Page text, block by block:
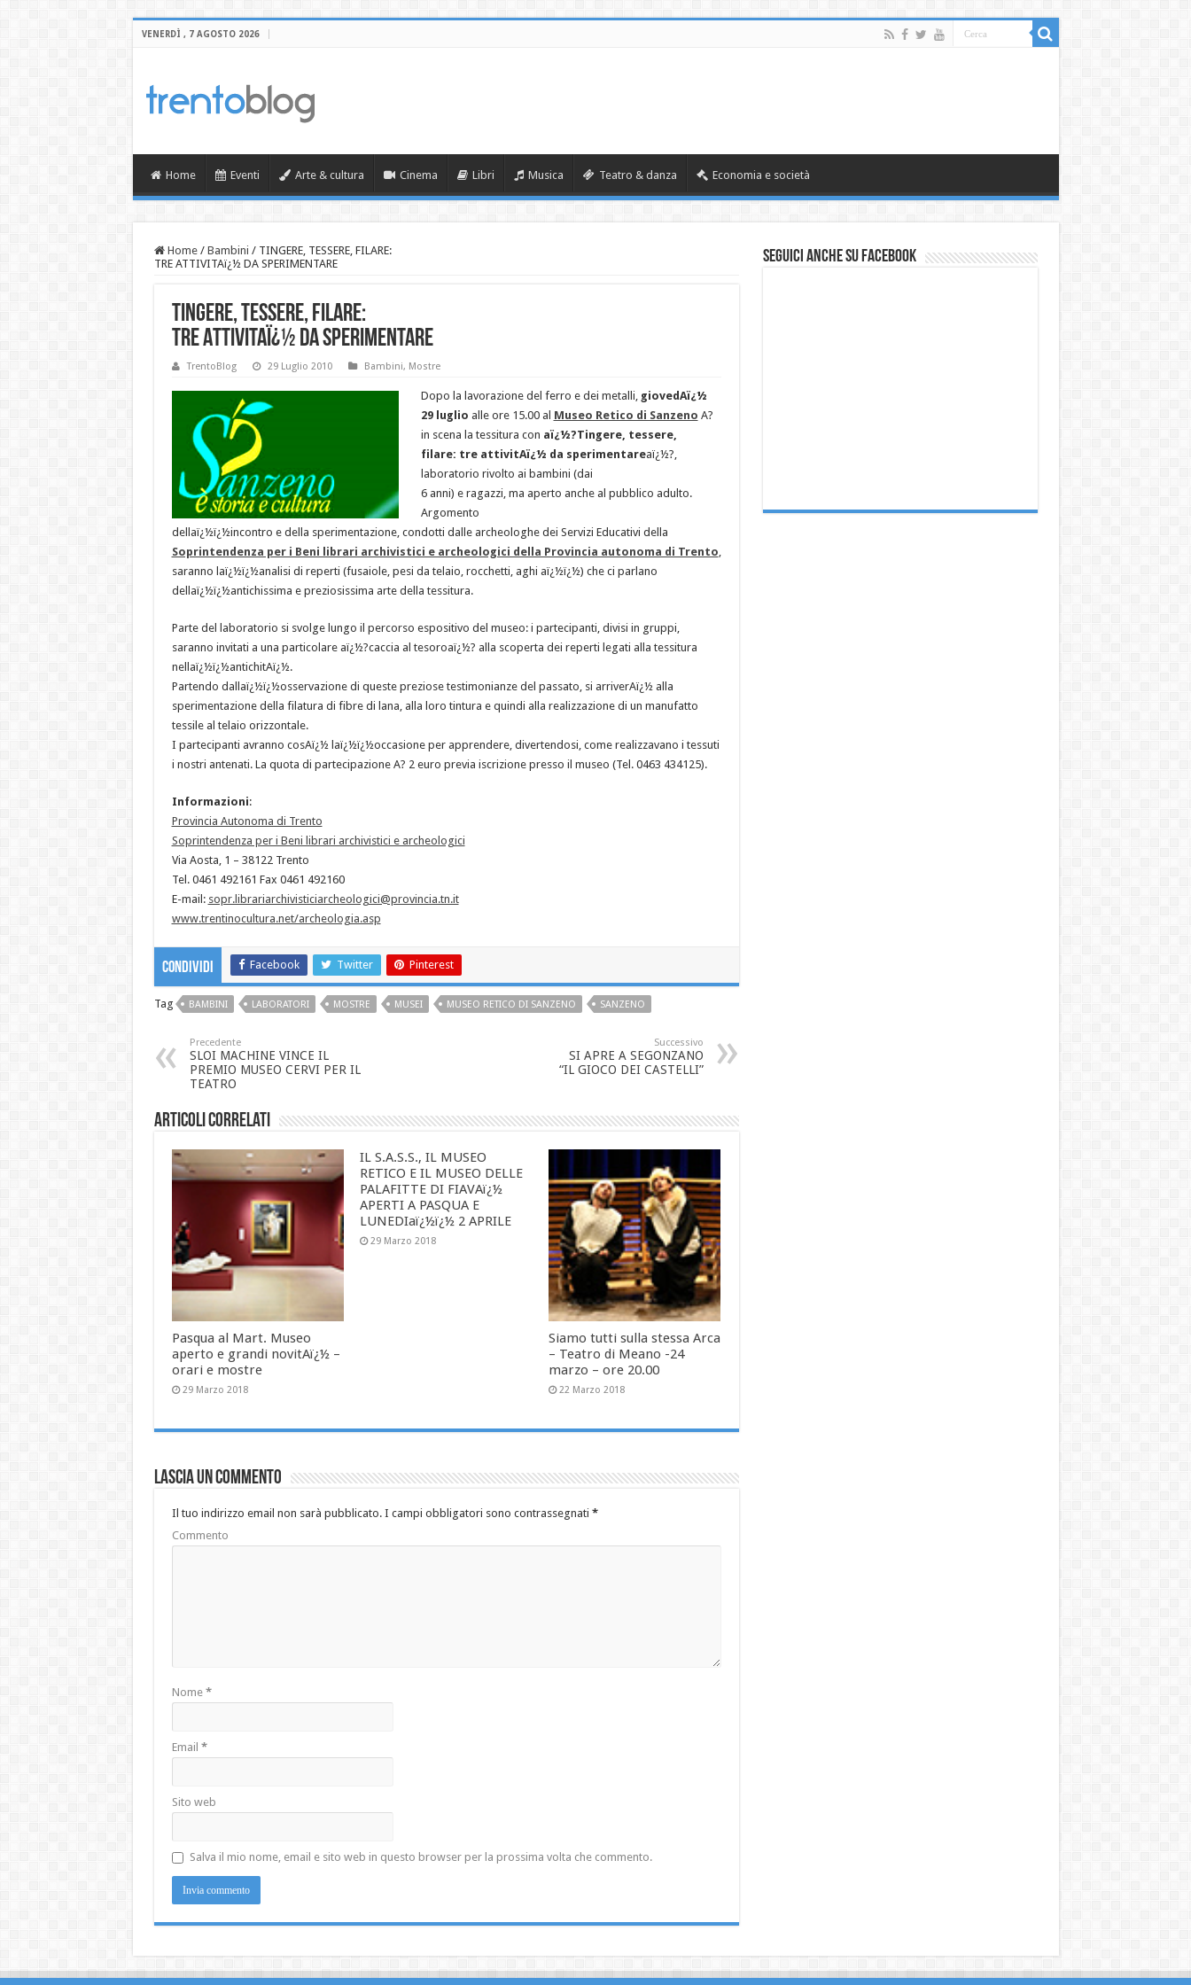
VENERDÌ , 7 AGOSTO 2026
Home Eventi Arte & cultura Cinema Libri Musica Teatro & danza Economia e società
Home / Bambini / TINGERE, TESSERE, FILARE:
TRE ATTIVITAï¿½ DA SPERIMENTARE
TINGERE, TESSERE, FILARE:
TRE ATTIVITAï¿½ DA SPERIMENTARE
TrentoBlog 29 Luglio 2010 Bambini, Mostre
Dopo la lavorazione del ferro e dei metalli, giovedAï¿½
29 luglio alle ore 15.00 al Museo Retico di Sanzeno A?
in scena la tessitura con aï¿½?Tingere, tessere,
filare: tre attivitAï¿½ da sperimentareaï¿½?,
laboratorio rivolto ai bambini (dai
6 anni) e ragazzi, ma aperto anche al pubblico adulto.
Argomento
dellaï¿½ï¿½incontro e della sperimentazione, condotti dalle archeologhe dei Servizi Educativi della
Soprintendenza per i Beni librari archivistici e archeologici della Provincia autonoma di Trento
saranno laï¿½ï¿½analisi di reperti (fusaiole, pesi da telaio, rocchetti, aghi aï¿½ï¿½) che ci parlano
dellaï¿½ï¿½antichissima e preziosissima arte della tessitura.
Parte del laboratorio si svolge lungo il percorso espositivo del museo: i partecipanti, divisi in gruppi,
saranno invitati a una particolare aï¿½?caccia al tesoroaï¿½? alla scoperta dei reperti legati alla tessitura
nellaï¿½ï¿½antichitAï¿½.
Partendo dallaï¿½ï¿½osservazione di queste preziose testimonianze del passato, si arriverAï¿½ alla
sperimentazione della filatura di fibre di lana, alla loro tintura e quindi alla realizzazione di un manufatto
tessile al telaio orizzontale.
I partecipanti avranno cosAï¿½ laï¿½ï¿½occasione per apprendere, divertendosi, come realizzavano i tessuti
i nostri antenati. La quota di partecipazione A? 2 euro previa iscrizione presso il museo (Tel. 0463 434125).
Informazioni:
Provincia Autonoma di Trento
Soprintendenza per i Beni librari archivistici e archeologici
Via Aosta, 1 – 38122 Trento
Tel. 0461 492161 Fax 0461 492160
E-mail: sopr.librariarchivisticiarcheologici@provincia.tn.it
www.trentinocultura.net/archeologia.asp
Condividi Facebook Twitter Pinterest
Tag BAMBINI LABORATORI MOSTRE MUSEI MUSEO RETICO DI SANZENO SANZENO
Precedente
SLOI MACHINE VINCE IL
PREMIO MUSEO CERVI PER IL
TEATRO
Successivo
SI APRE A SEGONZANO
“IL GIOCO DEI CASTELLI”
Articoli correlati
Pasqua al Mart. Museo
aperto e grandi novitAï¿½ –
orari e mostre
29 Marzo 2018
IL S.A.S.S., IL MUSEO
RETICO E IL MUSEO DELLE
PALAFITTE DI FIAVAï¿½
APERTI A PASQUA E
LUNEDIaï¿½ï¿½ 2 APRILE
29 Marzo 2018
Siamo tutti sulla stessa Arca
– Teatro di Meano -24
marzo – ore 20.00
22 Marzo 2018
Lascia un commento
Il tuo indirizzo email non sarà pubblicato.I campi obbligatori sono contrassegnati *
Commento
Nome *
Email *
Sito web
Salva il mio nome, email e sito web in questo browser per la prossima volta che commento.
Seguici anche su Facebook